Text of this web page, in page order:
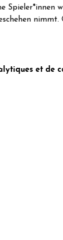
Spieler*innen
nimmt.
et de